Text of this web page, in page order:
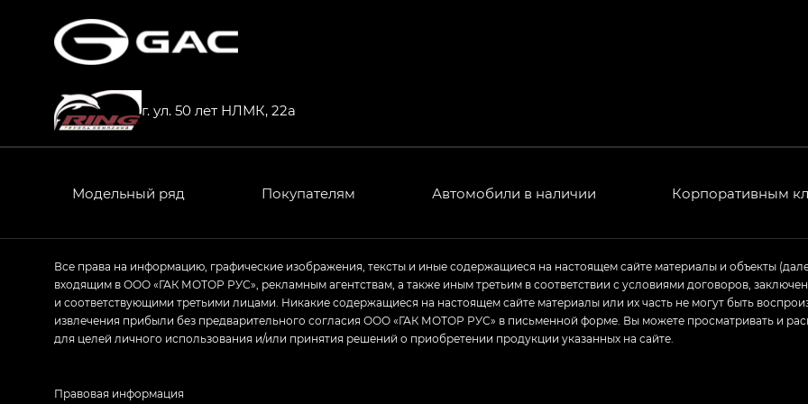
г. ул. 50 лет НЛМК, 22а
Модельный ряд Покупателям Автомобили в наличии Корпоративным
Все права на информацию, графические изображения, тексты и иные содержащиеся на настоящем сайте материалы и объекты
входящим в ООО «ГАК МОТОР РУС», рекламным агентствам, а также иным третьим в соответствии с условиями договоров,
и соответствующими третьими лицами. Никакие содержащиеся на настоящем сайте материалы или их часть не могут быть
извлечения прибыли без предварительного согласия ООО «ГАК МОТОР РУС» в письменной форме. Вы можете просматривать и
для целей личного использования и/или принятия решений о приобретении продукции указанных на сайте.
Правовая информация